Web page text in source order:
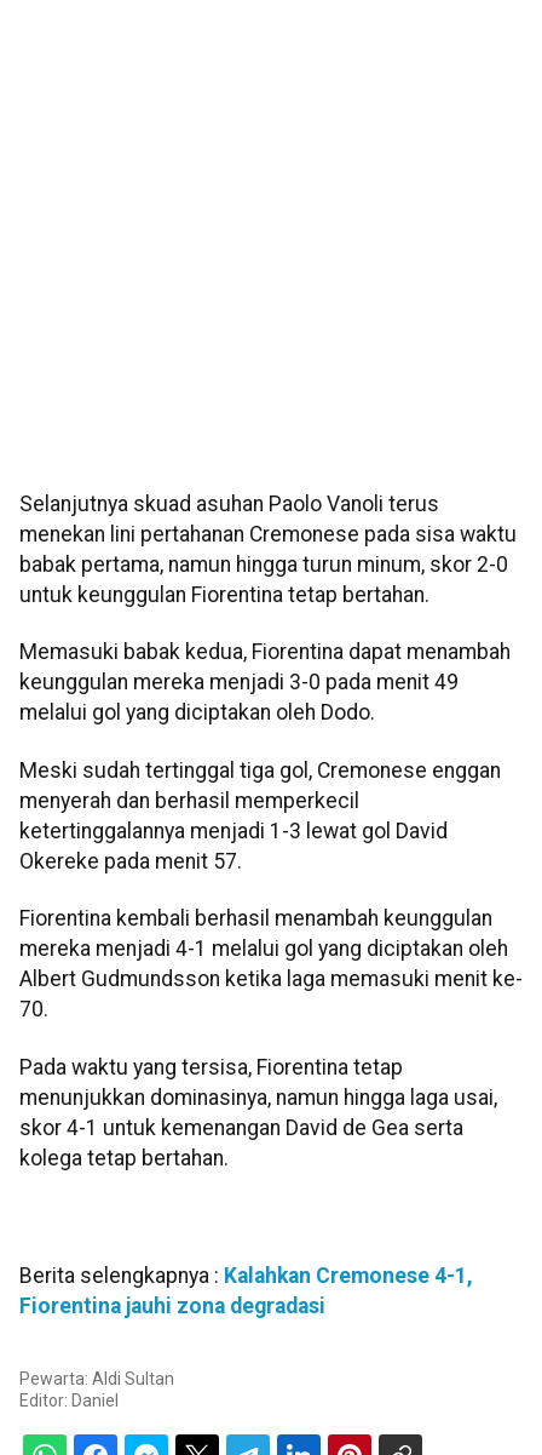
Selanjutnya skuad asuhan Paolo Vanoli terus
menekan lini pertahanan Cremonese pada sisa waktu
babak pertama, namun hingga turun minum, skor 2-0
untuk keunggulan Fiorentina tetap bertahan.
Memasuki babak kedua, Fiorentina dapat menambah
keunggulan mereka menjadi 3-0 pada menit 49
melalui gol yang diciptakan oleh Dodo.
Meski sudah tertinggal tiga gol, Cremonese enggan
menyerah dan berhasil memperkecil
ketertinggalannya menjadi 1-3 lewat gol David
Okereke pada menit 57.
Fiorentina kembali berhasil menambah keunggulan
mereka menjadi 4-1 melalui gol yang diciptakan oleh
Albert Gudmundsson ketika laga memasuki menit ke-
70.
Pada waktu yang tersisa, Fiorentina tetap
menunjukkan dominasinya, namun hingga laga usai,
skor 4-1 untuk kemenangan David de Gea serta
kolega tetap bertahan.
Berita selengkapnya : Kalahkan Cremonese 4-1,
Fiorentina jauhi zona degradasi
Pewarta: Aldi Sultan
Editor: Daniel